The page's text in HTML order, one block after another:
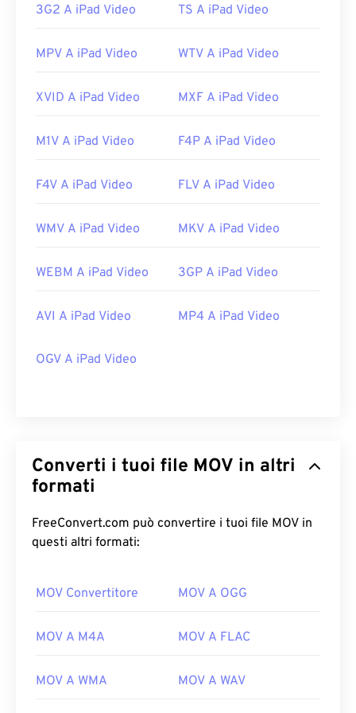
Link utili:
https://en.wikipedia.org/wiki/QuickTime_File_Format
3G2 A iPad Video TS A iPad Video
MPV A iPad Video WTV A iPad Video
XVID A iPad Video MXF A iPad Video
M1V A iPad Video F4P A iPad Video
F4V A iPad Video FLV A iPad Video
WMV A iPad Video MKV A iPad Video
WEBM A iPad Video 3GP A iPad Video
AVI A iPad Video MP4 A iPad Video
OGV A iPad Video
Converti i tuoi file MOV in altri
formati
FreeConvert.com può convertire i tuoi file MOV in
questi altri formati:
MOV Convertitore MOV A OGG
MOV A M4A MOV A FLAC
MOV A WMA MOV A WAV